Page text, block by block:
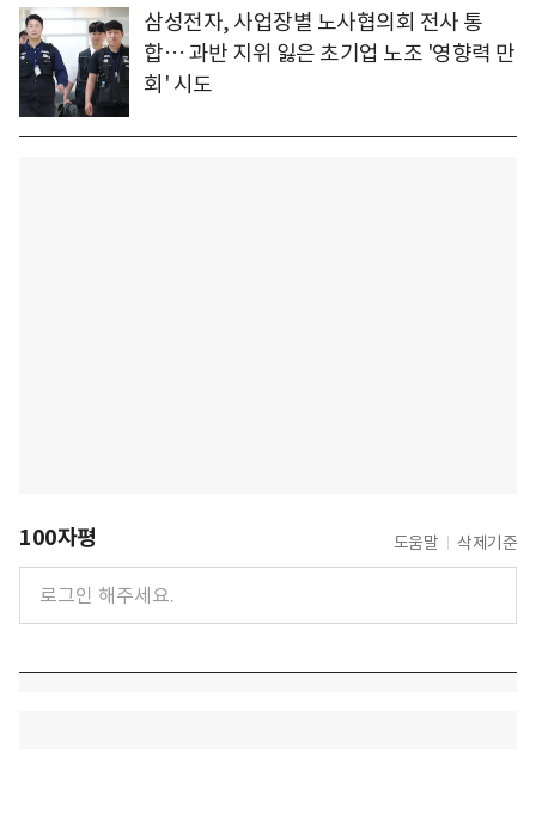
삼성전자, 사업장별 노사협의회 전사 통
합… 과반 지위 잃은 초기업 노조 '영향력 만
회' 시도
100자평 도움말 삭제기준